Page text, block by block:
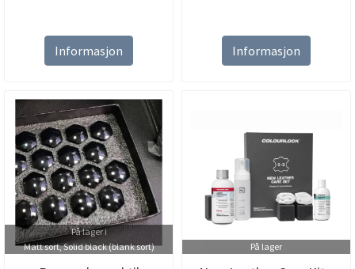
Informasjon Informasjon
På lager i
Matt sort, Solid black (blank sort)
På lager